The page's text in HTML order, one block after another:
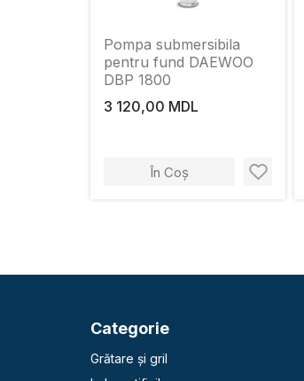
Pompa submersibila
pentru fund DAEWOO
DBP 1800
3 120,00 MDL
În Coș
Categorie
Grătare și gril